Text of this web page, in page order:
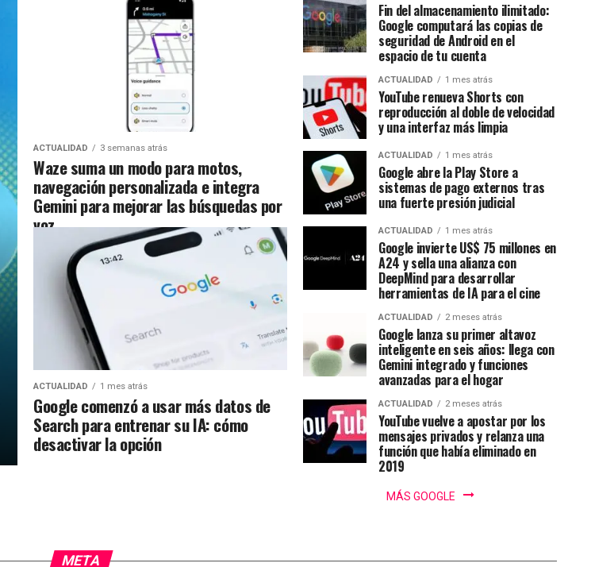
ACTUALIDAD 3 semanas atrás
Waze suma un modo para motos,
navegación personalizada e integra
Gemini para mejorar las búsquedas por
voz
ACTUALIDAD 1 mes atrás
Google comenzó a usar más datos de
Search para entrenar su IA: cómo
desactivar la opción
Fin del almacenamiento ilimitado:
Google computará las copias de
seguridad de Android en el
espacio de tu cuenta
ACTUALIDAD 1 mes atrás
YouTube renueva Shorts con
reproducción al doble de velocidad
y una interfaz más limpia
ACTUALIDAD 1 mes atrás
Google abre la Play Store a
sistemas de pago externos tras
una fuerte presión judicial
ACTUALIDAD 1 mes atrás
Google invierte US$ 75 millones en
A24 y sella una alianza con
DeepMind para desarrollar
herramientas de IA para el cine
ACTUALIDAD 2 meses atrás
Google lanza su primer altavoz
inteligente en seis años: llega con
Gemini integrado y funciones
avanzadas para el hogar
ACTUALIDAD 2 meses atrás
YouTube vuelve a apostar por los
mensajes privados y relanza una
función que había eliminado en
2019
MÁS GOOGLE
META